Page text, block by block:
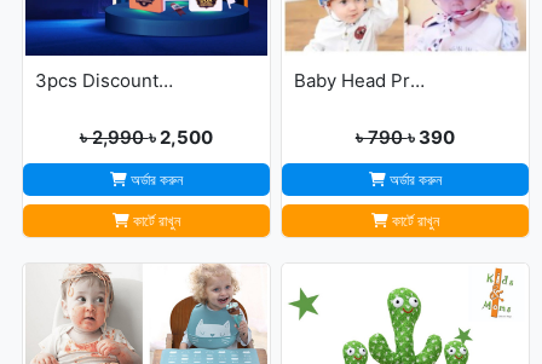
3pcs Discount Package (Dua Door Bell, Islamic Calling Bell, Plug In Quran)
৳ 2,990৳ 2,500
অর্ডার করুন
কার্টে রাখুন
Baby Head Protector Cap Child Walking Safety
৳ 790৳ 390
অর্ডার করুন
কার্টে রাখুন